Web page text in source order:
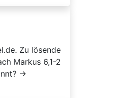
Zu lösende
Markus 6,1-2
→